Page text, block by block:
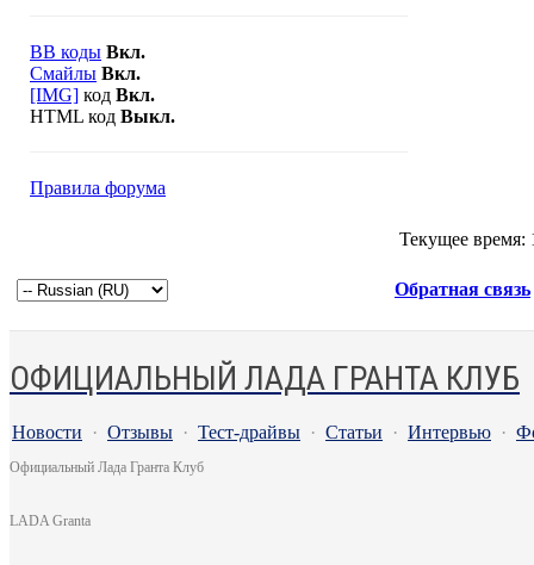
BB коды Вкл.
Смайлы Вкл.
[IMG] код Вкл.
HTML код Выкл.
Правила форума
Текущее время:
Обратная связь
ОФИЦИАЛЬНЫЙ ЛАДА ГРАНТА КЛУБ
Новости · Отзывы · Тест-драйвы · Статьи · Интервью ·
Официальный Лада Гранта Клуб
LADA Granta